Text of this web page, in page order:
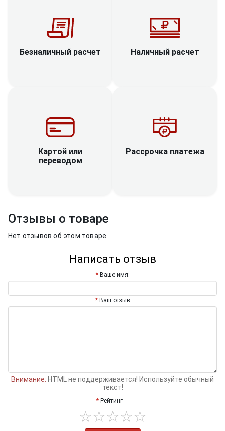
Безналичный расчет Наличный расчет
Картой или
переводом
Рассрочка платежа
Отзывы о товаре
Нет отзывов об этом товаре.
Написать отзыв
Ваше имя:
Ваш отзыв
Внимание: HTML не поддерживается! Используйте обычный
текст!
Рейтинг